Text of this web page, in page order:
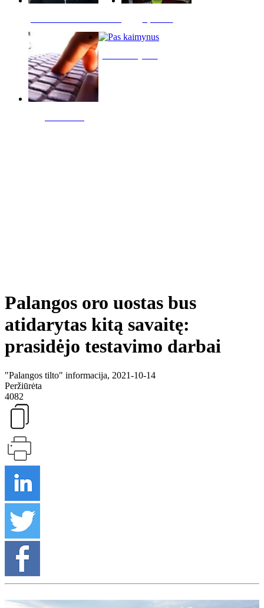
Palangos oro uostas bus
atidarytas kitą savaitę:
prasidėjo testavimo darbai
"Palangos tilto" informacija, 2021-10-14
Peržiūrėta
4082